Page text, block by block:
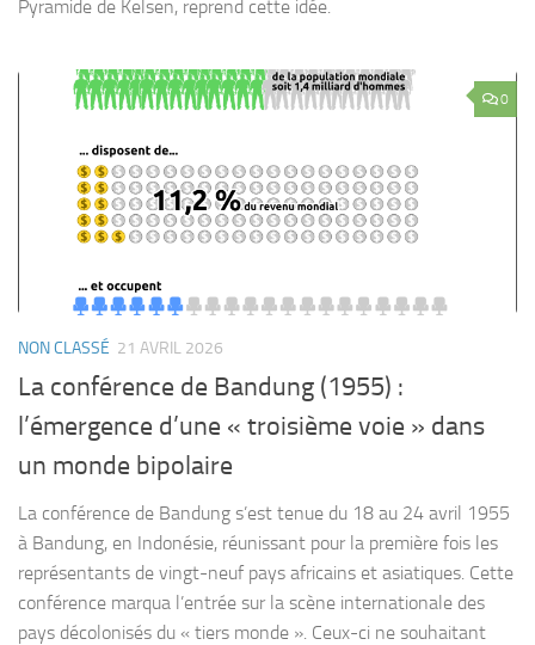
Pyramide de Kelsen, reprend cette idée.
0
NON CLASSÉ 21 AVRIL 2026
La conférence de Bandung (1955) :
l’émergence d’une « troisième voie » dans
un monde bipolaire
La conférence de Bandung s’est tenue du 18 au 24 avril 1955
à Bandung, en Indonésie, réunissant pour la première fois les
représentants de vingt-neuf pays africains et asiatiques. Cette
conférence marqua l’entrée sur la scène internationale des
pays décolonisés du « tiers monde ». Ceux-ci ne souhaitant